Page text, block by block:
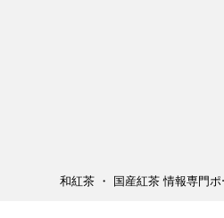
和紅茶 ・ 国産紅茶 情報専門